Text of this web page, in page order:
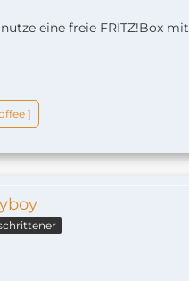
eine freie FRITZ!Box mit
]